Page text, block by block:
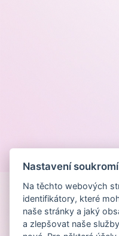
Nastavení soukromí
Na těchto webových
identifikátory, které
naše stránky a jaký
a zlepšovat naše